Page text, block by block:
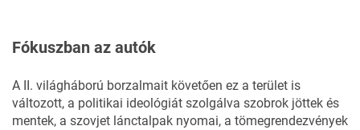
Fókuszban az autók
A II. világháború borzalmait követően ez a terület is
változott, a politikai ideológiát szolgálva szobrok jöttek és
mentek, a szovjet lánctalpak nyomai, a tömegrendezvények